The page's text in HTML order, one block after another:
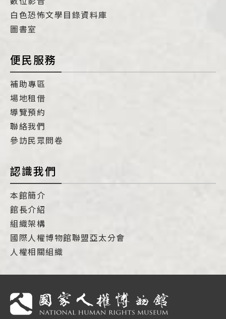
白色恐怖文學目錄資料庫
圖書室
便民服務
補助專區
場地租借
導覽預約
聯絡我們
參訪民眾問卷
認識我們
本館簡介
館長介紹
組織架構
國際人權博物館聯盟亞太分會
人權相關組織